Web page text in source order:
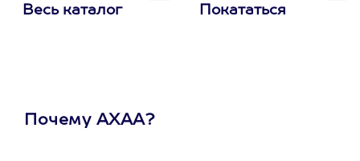
Весь каталог Покататься
Почему АХАА?